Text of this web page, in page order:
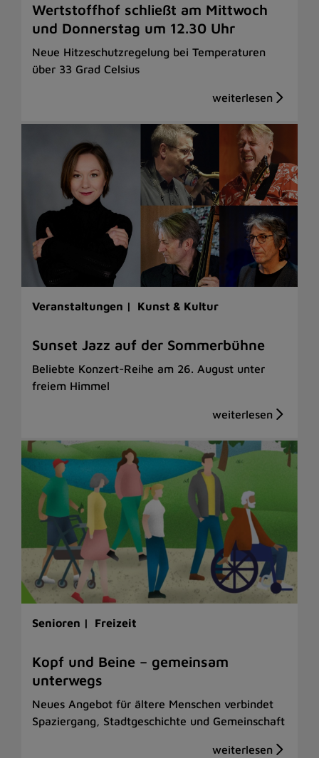
Wertstoffhof schließt am Mittwoch
und Donnerstag um 12.30 Uhr
Neue Hitzeschutzregelung bei Temperaturen
über 33 Grad Celsius
Veranstaltungen | Kunst & Kultur
Sunset Jazz auf der Sommerbühne
Beliebte Konzert-Reihe am 26. August unter
freiem Himmel
Senioren | Freizeit
Kopf und Beine – gemeinsam
unterwegs
Neues Angebot für ältere Menschen verbindet
Spaziergang, Stadtgeschichte und Gemeinschaft